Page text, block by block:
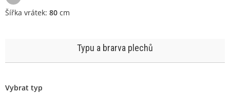
Šířka vrátek: 80 cm
Typu a brarva plechů
Vybrat typ